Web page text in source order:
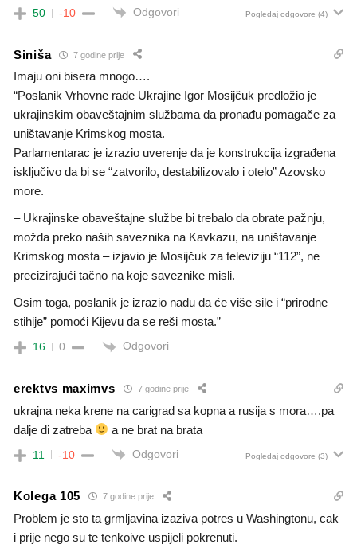
50 -10 Odgovori Pogledaj odgovore (4)
Siniša 7 godine prije
Imaju oni bisera mnogo….
“Poslanik Vrhovne rade Ukrajine Igor Mosijčuk predložio je
ukrajinskim obaveštajnim službama da pronađu pomagače za
uništavanje Krimskog mosta.
Parlamentarac je izrazio uverenje da je konstrukcija izgrađena
isključivo da bi se “zatvorilo, destabilizovalo i otelo” Azovsko
more.
– Ukrajinske obaveštajne službe bi trebalo da obrate pažnju,
možda preko naših saveznika na Kavkazu, na uništavanje
Krimskog mosta – izjavio je Mosijčuk za televiziju “112”, ne
precizirajući tačno na koje saveznike misli.
Osim toga, poslanik je izrazio nadu da će više sile i “prirodne
stihije” pomoći Kijevu da se reši mosta.”
16 0 Odgovori
erektvs maximvs 7 godine prije
ukrajna neka krene na carigrad sa kopna a rusija s mora….pa
dalje di zatreba
a ne brat na brata
11 -10 Odgovori Pogledaj odgovore (3)
Kolega 105 7 godine prije
Problem je sto ta grmljavina izaziva potres u Washingtonu, cak
i prije nego su te tenkoive uspijeli pokrenuti.